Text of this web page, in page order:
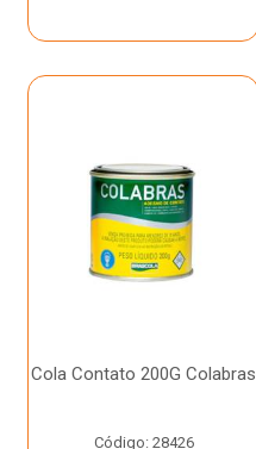
Cola Contato 200G Colabras
Código: 28426